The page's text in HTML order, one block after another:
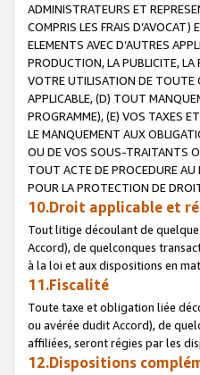
ADMINISTRATEURS ET
COMPRIS LES FRAIS
ELEMENTS AVEC D’AUTRES
PRODUCTION, LA PUBLICITE,
VOTRE UTILISATION DE TOUTE
APPLICABLE, (D) TOUT
PROGRAMME), (E) VOS TAXES
LE MANQUEMENT AUX
OU DE VOS SOUS-TRAITANTS
TOUT ACTE DE PROCEDURE AU
POUR LA PROTECTION DE
10.Droit applicable et
Tout litige découlant de
Accord), de quelconques
à la loi et aux dispositions en
11.Fiscalité
Toute taxe et obligation liée
ou avérée dudit Accord), de
affiliées, seront régies par les
12.Dispositions